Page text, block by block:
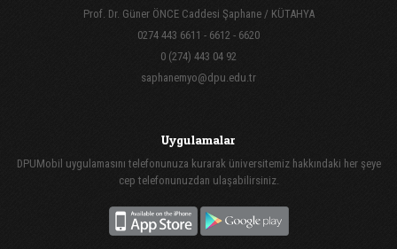
Prof. Dr. Güner ÖNCE Caddesi Şaphane / KÜTAHYA
0274 443 6611 - 6612 - 6620
0 (274) 443 04 92
saphanemyo@dpu.edu.tr
Uygulamalar
DPUMobil uygulamasını telefonunuza kurarak üniversitemiz hakkındaki her şeye
cep telefonunuzdan ulaşabilirsiniz.